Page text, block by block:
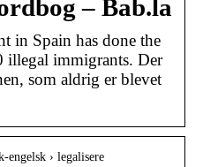
– Bab.la
in Spain has done the
illegal immigrants. Der
som aldrig er blevet
engelsk › legalisere